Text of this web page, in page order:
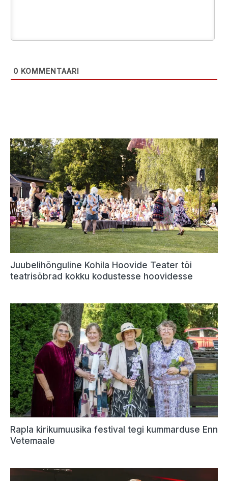
0 KOMMENTAARI
Juubelihõnguline Kohila Hoovide Teater tõi
teatrisõbrad kokku kodustesse hoovidesse
Rapla kirikumuusika festival tegi kummarduse Enn
Vetemaale